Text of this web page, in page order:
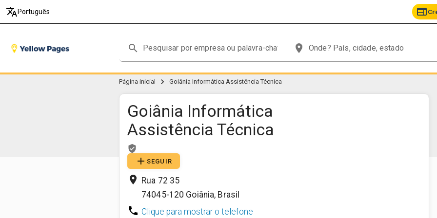
translate Português web
search place
Página inicial chevron_right Goiânia Informática Assistência Técnica
Goiânia Informática
Assistência Técnica
verified_user
add SEGUIR
place Rua 72 35
74045-120 Goiânia, Brasil
phone Clique para mostrar o telefone